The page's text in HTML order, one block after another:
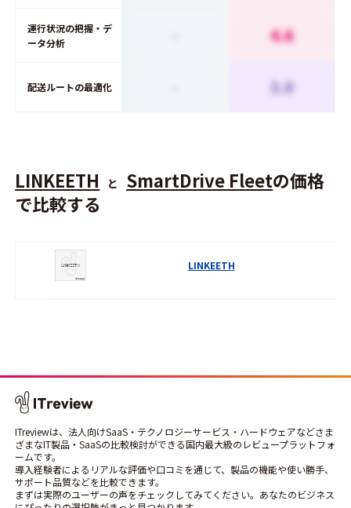
運行状況の把握・デ
ータ分析
4.6
配送ルートの最適化 3.0
LINKEETH と SmartDrive Fleetの価格
で比較する
LINKEETH
ITreviewは、法人向けSaaS・テクノロジーサービス・ハードウェアなどさま
ざまなIT製品・SaaSの比較検討ができる国内最大級のレビュープラットフォ
ームです。
導入経験者によるリアルな評価や口コミを通じて、製品の機能や使い勝手、
サポート品質などを比較できます。
まずは実際のユーザーの声をチェックしてみてください。あなたのビジネス